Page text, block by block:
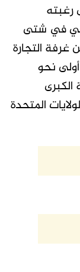
في شتى
غرفة التجارة
نحو
المتحدة